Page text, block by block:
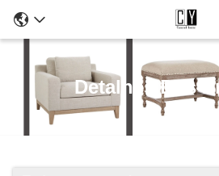
Detalhes Dos